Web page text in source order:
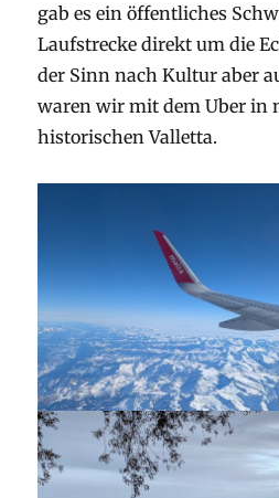
gab es ein öffentliches
Laufstrecke direkt um die
der Sinn nach Kultur aber
waren wir mit dem Uber in
historischen Valletta.